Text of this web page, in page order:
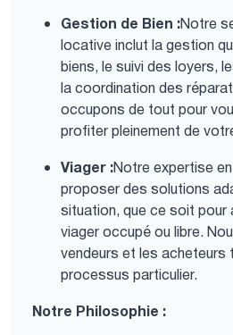
Gestion de Bien :Notre
locative inclut la gestion
biens, le suivi des loyers,
la coordination des
occupons de tout pour
profiter pleinement de
Viager :Notre expertise
proposer des solutions
situation, que ce soit pour
viager occupé ou libre.
vendeurs et les acheteurs
processus particulier.
Notre Philosophie :